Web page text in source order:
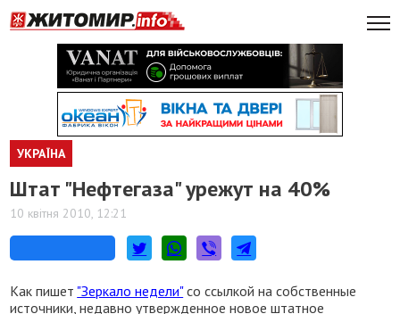
УКРАЇНА
Штат "Нефтегаза" урежут на 40%
10 квітня 2010, 12:21
Как пишет "Зеркало недели"со ссылкой на собственные
источники, недавно утвержденное новое штатное